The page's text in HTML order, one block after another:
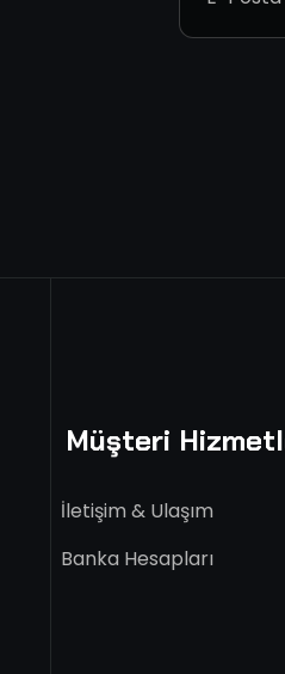
Müşteri
İletişim & Ulaşım
Banka Hesapları